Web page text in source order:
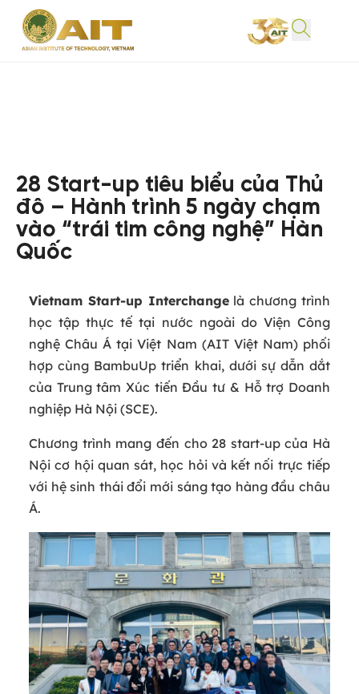
28 Start-up tiêu biểu của Thủ
đô – Hành trình 5 ngày chạm
vào “trái tim công nghệ” Hàn
Quốc
Vietnam Start‑up Interchangelà chương trình
học tập thực tế tại nước ngoài do Viện Công
nghệ Châu Á tại Việt Nam (AIT Việt Nam) phối
hợp cùng BambuUp triển khai, dưới sự dẫn dắt
của Trung tâm Xúc tiến Đầu tư & Hỗ trợ Doanh
nghiệp Hà Nội (SCE).
Chương trình mang đến cho 28 start‑up của Hà
Nội cơ hội quan sát, học hỏi và kết nối trực tiếp
với hệ sinh thái đổi mới sáng tạo hàng đầu châu
Á.